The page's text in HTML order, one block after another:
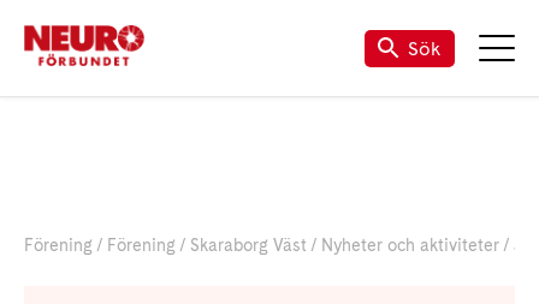
Sök
Förening Förening Skaraborg Väst Nyheter och aktiviteter